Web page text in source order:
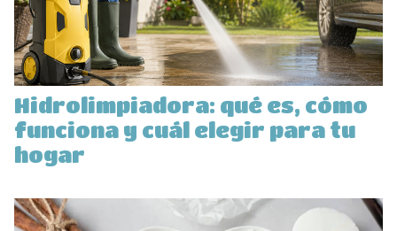
Hidrolimpiadora: qué es, cómo
funciona y cuál elegir para tu
hogar